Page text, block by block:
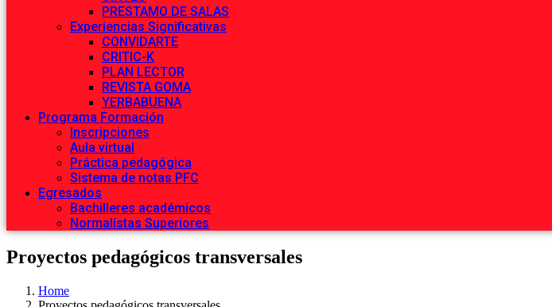
PRESTAMO DE SALAS
Experiencias Significativas
CONVIDARTE
CRITIC-K
PLAN LECTOR
REVISTA GOMA
YERBABUENA
Programa Formación
Inscripciones
Aula virtual
Práctica pedagógica
Sistema de notas PFC
Egresados
Bachilleres académicos
Normalístas Superiores
Proyectos pedagógicos transversales
Home